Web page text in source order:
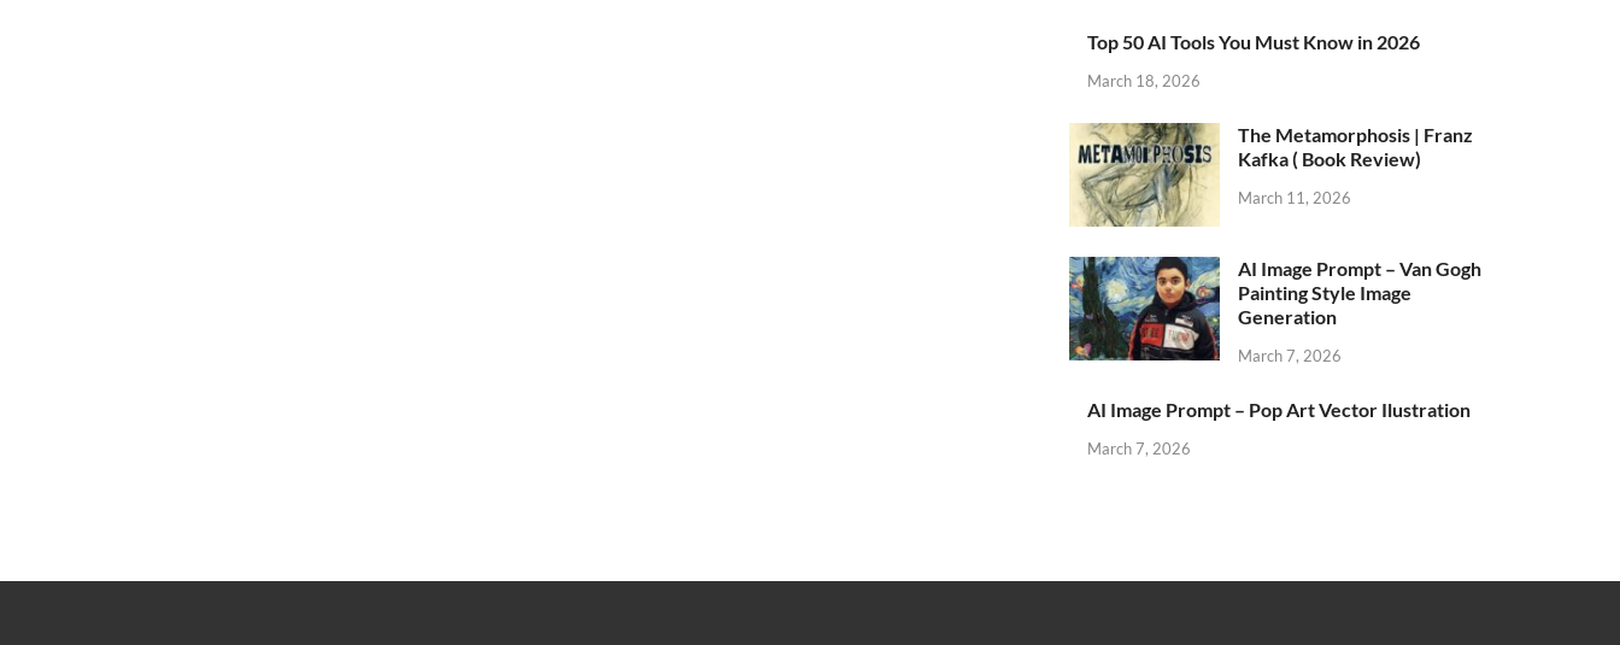
Top 50 AI Tools You Must Know in 2026
March 18, 2026
The Metamorphosis | Franz
Kafka ( Book Review)
March 11, 2026
AI Image Prompt – Van Gogh
Painting Style Image
Generation
March 7, 2026
AI Image Prompt – Pop Art Vector Ilustration
March 7, 2026